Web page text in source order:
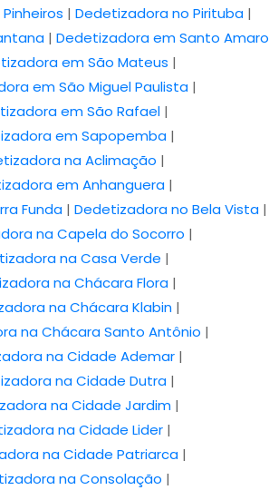
| Dedetizadora no Pirituba |
| Dedetizadora em Santo Amaro
em São Mateus |
em São Miguel Paulista |
em São Rafael |
em Sapopemba|
na Aclimação |
em Anhanguera |
Funda | Dedetizadora no Bela Vista |
na Capela do Socorro |
na Casa Verde |
na Chácara Flora|
na Chácara Klabin |
na Chácara Santo Antônio |
na Cidade Ademar |
na Cidade Dutra|
na Cidade Jardim|
na Cidade Lider |
na Cidade Patriarca |
na Consolação |